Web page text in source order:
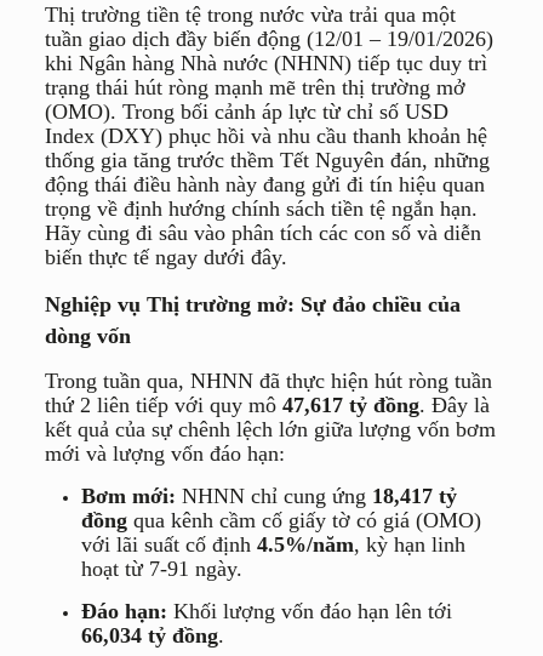
Thị trường tiền tệ trong nước vừa trải qua một
tuần giao dịch đầy biến động (12/01 – 19/01/2026)
khi Ngân hàng Nhà nước (NHNN) tiếp tục duy trì
trạng thái hút ròng mạnh mẽ trên thị trường mở
(OMO). Trong bối cảnh áp lực từ chỉ số USD
Index (DXY) phục hồi và nhu cầu thanh khoản hệ
thống gia tăng trước thềm Tết Nguyên đán, những
động thái điều hành này đang gửi đi tín hiệu quan
trọng về định hướng chính sách tiền tệ ngắn hạn.
Hãy cùng đi sâu vào phân tích các con số và diễn
biến thực tế ngay dưới đây.
Nghiệp vụ Thị trường mở: Sự đảo chiều của
dòng vốn
Trong tuần qua, NHNN đã thực hiện hút ròng tuần
thứ 2 liên tiếp với quy mô 47,617 tỷ đồng. Đây là
kết quả của sự chênh lệch lớn giữa lượng vốn bơm
mới và lượng vốn đáo hạn:
Bơm mới: NHNN chỉ cung ứng 18,417 tỷ
đồngqua kênh cầm cố giấy tờ có giá (OMO)
với lãi suất cố định 4.5%/năm, kỳ hạn linh
hoạt từ 7-91 ngày.
Đáo hạn: Khối lượng vốn đáo hạn lên tới
66,034 tỷ đồng.